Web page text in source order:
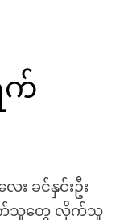
က်
ခင်နှင်းဦး
က်သူတွေ လိုက်သူ